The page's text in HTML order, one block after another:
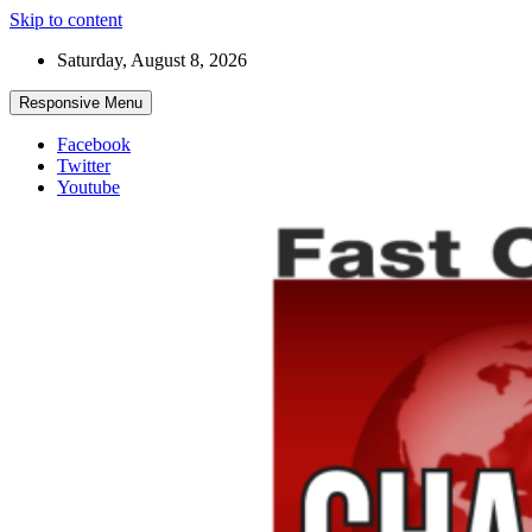
Skip to content
Saturday, August 8, 2026
Responsive Menu
Facebook
Twitter
Youtube